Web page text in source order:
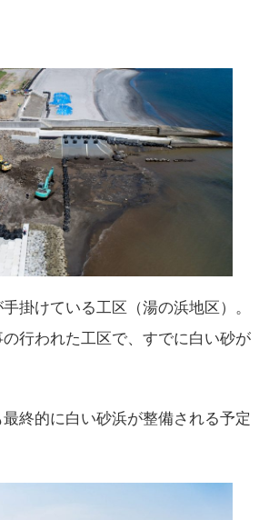
掛けている工区（湯の浜地区）。
行われた工区で、すでに白い砂が
終的に白い砂浜が整備される予定